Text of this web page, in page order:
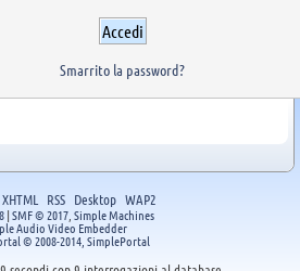
Smarrito la password?
XHTML RSS Desktop WAP2
|SMF © 2017 Simple Machines
Audio Video Embedder
© 2008-2014, SimplePortal